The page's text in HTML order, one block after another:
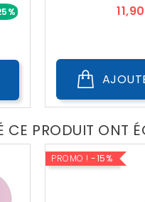
Prix
CE PRODUIT ONT
PROMO ! -15%